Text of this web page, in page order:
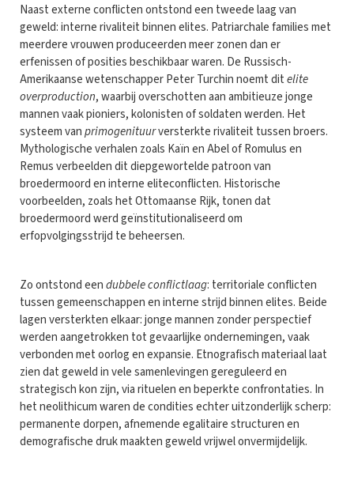
Naast externe conflicten ontstond een tweede laag van
geweld: interne rivaliteit binnen elites. Patriarchale families met
meerdere vrouwen produceerden meer zonen dan er
erfenissen of posities beschikbaar waren. De Russisch-
Amerikaanse wetenschapper Peter Turchin noemt ditelite
overproduction, waarbij overschotten aan ambitieuze jonge
mannen vaak pioniers, kolonisten of soldaten werden. Het
systeem vanprimogenituurversterkte rivaliteit tussen broers.
Mythologische verhalen zoals Kaïn en Abel of Romulus en
Remus verbeelden dit diepgewortelde patroon van
broedermoord en interne eliteconflicten. Historische
voorbeelden, zoals het Ottomaanse Rijk, tonen dat
broedermoord werd geïnstitutionaliseerd om
erfopvolgingsstrijd te beheersen.
Zo ontstond eendubbele conflictlaag: territoriale conflicten
tussen gemeenschappen en interne strijd binnen elites. Beide
lagen versterkten elkaar: jonge mannen zonder perspectief
werden aangetrokken tot gevaarlijke ondernemingen, vaak
verbonden met oorlog en expansie. Etnografisch materiaal laat
zien dat geweld in vele samenlevingen gereguleerd en
strategisch kon zijn, via rituelen en beperkte confrontaties. In
het neolithicum waren de condities echter uitzonderlijk scherp:
permanente dorpen, afnemende egalitaire structuren en
demografische druk maakten geweld vrijwel onvermijdelijk.